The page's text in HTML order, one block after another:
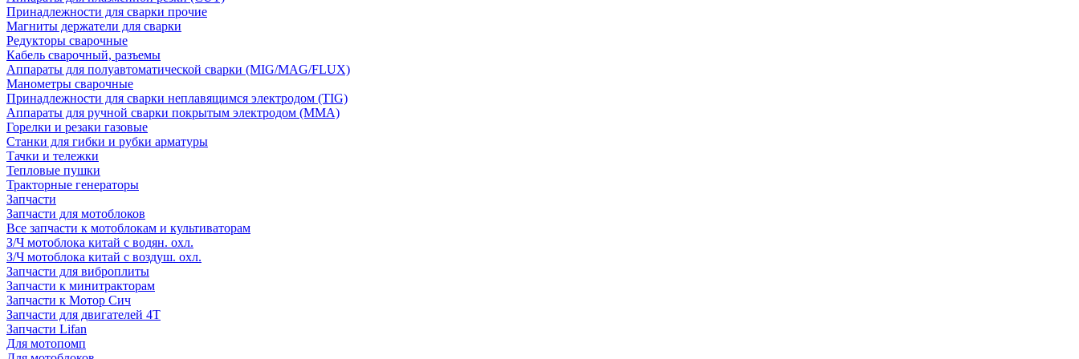
Принадлежности для сварки прочие
Магниты держатели для сварки
Редукторы сварочные
Кабель сварочный, разъемы
Аппараты для полуавтоматической сварки (MIG/MAG/FLUX)
Манометры сварочные
Принадлежности для сварки неплавящимся электродом (TIG)
Аппараты для ручной сварки покрытым электродом (MMA)
Горелки и резаки газовые
Станки для гибки и рубки арматуры
Тачки и тележки
Тепловые пушки
Тракторные генераторы
Запчасти
Запчасти для мотоблоков
Все запчасти к мотоблокам и культиваторам
З/Ч мотоблока китай с водян. охл.
З/Ч мотоблока китай с воздуш. охл.
Запчасти для виброплиты
Запчасти к минитракторам
Запчасти к Мотор Сич
Запчасти для двигателей 4Т
Запчасти Lifan
Для мотопомп